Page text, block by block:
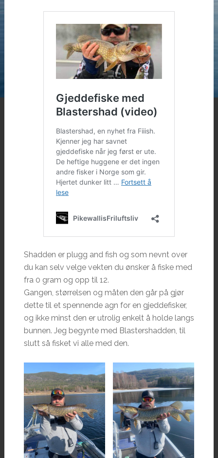
Shadden er plugg and fish og som nevnt over
du kan selv velge vekten du ønsker å fiske med
fra 0 gram og opp til 12.
Gangen, størrelsen og måten den går på gjør
dette til et spennende agn for en gjeddefisker,
og ikke minst den er utrolig enkelt å holde langs
bunnen. Jeg begynte med Blastershadden, til
slutt så fisket vi alle med den.